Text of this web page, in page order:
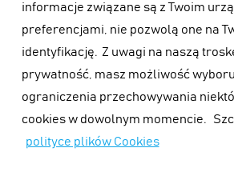
informacje związane są z Twoim
preferencjami, nie pozwolą one na
identyfikację. Z uwagi na naszą
prywatność, masz możliwość
ograniczenia przechowywania
cookies w dowolnym momencie.
polityce plików Cookies